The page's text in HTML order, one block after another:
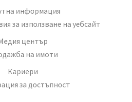
информация
за използване на уебсайт
център
на имоти
Кариери
за достъпност